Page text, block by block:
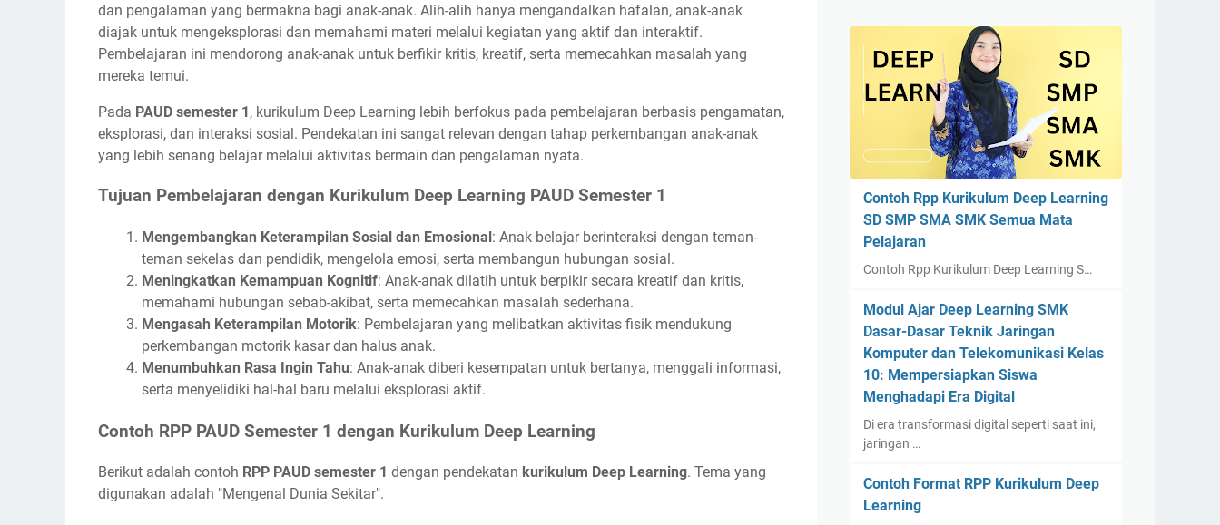
dan pengalaman yang bermakna bagi anak-anak. Alih-alih hanya mengandalkan hafalan, anak-anak
diajak untuk mengeksplorasi dan memahami materi melalui kegiatan yang aktif dan interaktif.
Pembelajaran ini mendorong anak-anak untuk berfikir kritis, kreatif, serta memecahkan masalah yang
mereka temui.
Pada PAUD semester 1, kurikulum Deep Learning lebih berfokus pada pembelajaran berbasis pengamatan,
eksplorasi, dan interaksi sosial. Pendekatan ini sangat relevan dengan tahap perkembangan anak-anak
yang lebih senang belajar melalui aktivitas bermain dan pengalaman nyata.
Tujuan Pembelajaran dengan Kurikulum Deep Learning PAUD Semester 1
Mengembangkan Keterampilan Sosial dan Emosional : Anak belajar berinteraksi dengan teman-
teman sekelas dan pendidik, mengelola emosi, serta membangun hubungan sosial.
Meningkatkan Kemampuan Kognitif: Anak-anak dilatih untuk berpikir secara kreatif dan kritis,
memahami hubungan sebab-akibat, serta memecahkan masalah sederhana.
Mengasah Keterampilan Motorik: Pembelajaran yang melibatkan aktivitas fisik mendukung
perkembangan motorik kasar dan halus anak.
Menumbuhkan Rasa Ingin Tahu: Anak-anak diberi kesempatan untuk bertanya, menggali informasi,
serta menyelidiki hal-hal baru melalui eksplorasi aktif.
Contoh RPP PAUD Semester 1 dengan Kurikulum Deep Learning
Berikut adalah contoh RPP PAUD semester 1 dengan pendekatan kurikulum Deep Learning. Tema yang
digunakan adalah "Mengenal Dunia Sekitar".
Contoh Rpp Kurikulum Deep Learning
SD SMP SMA SMK Semua Mata
Pelajaran
Contoh Rpp Kurikulum Deep Learning S…
Modul Ajar Deep Learning SMK
Dasar-Dasar Teknik Jaringan
Komputer dan Telekomunikasi Kelas
10: Mempersiapkan Siswa
Menghadapi Era Digital
Di era transformasi digital seperti saat ini,
jaringan …
Contoh Format RPP Kurikulum Deep
Learning